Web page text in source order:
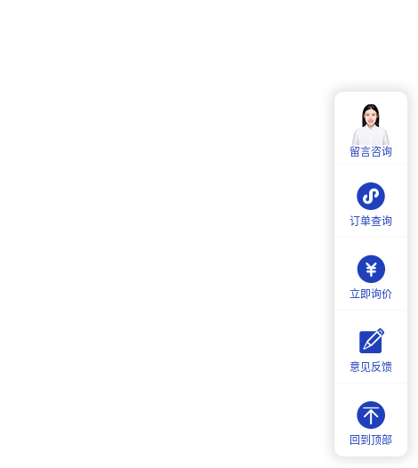
留言咨询
订单查询
立即询价
意见反馈
回到顶部